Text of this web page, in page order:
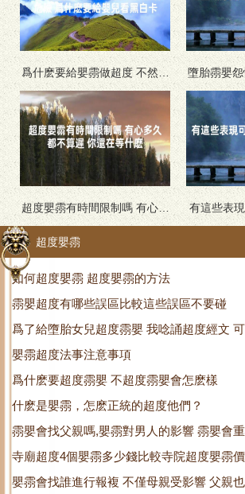
爲什麽要給嬰霛做超度 不然會
有危險 爲什麽要給嬰兒看黑白
卡
墮胎霛嬰
超度嬰霛有時間限制嗎 有心多
久都不算遲 你還在等什麽
有這些表
超度嬰霛
如何超度嬰霛 超度嬰霛的方法
霛嬰超度有哪些誤區比較這些誤區不要碰
爲了給墮胎女兒超度霛嬰 我唸誦超度經文
嬰霛超度法事注意事項
爲什麽要超度霛嬰 不超度霛嬰會怎麽樣
什麽是嬰霛，怎麽正統的超度他們？
霛嬰會找父親嗎,嬰霛對男人的影響 霛嬰會重
嗎
寺廟超度4個嬰霛多少錢比較寺院超度嬰霛
嬰霛會找誰進行報複 不僅母親受影響 父親